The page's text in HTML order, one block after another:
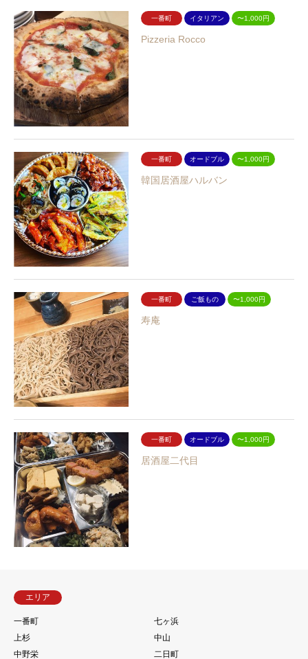
一番町 イタリアン 〜1,000円
Pizzeria Rocco
一番町 オードブル 〜1,000円
韓国居酒屋ハルバン
一番町 ご飯もの 〜1,000円
寿庵
一番町 オードブル 〜1,000円
居酒屋二代目
エリア
一番町
七ヶ浜
上杉
中山
中野栄
二日町